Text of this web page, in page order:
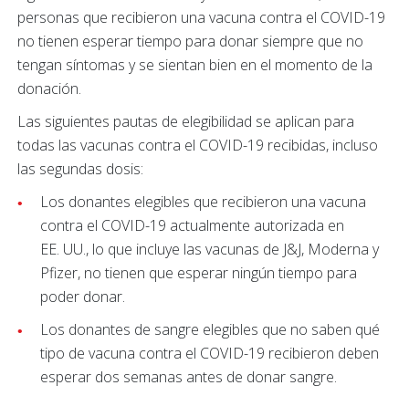
personas que recibieron una vacuna contra el COVID-19
no tienen esperar tiempo para donar siempre que no
tengan síntomas y se sientan bien en el momento de la
donación.
Las siguientes pautas de elegibilidad se aplican para
todas las vacunas contra el COVID-19 recibidas, incluso
las segundas dosis:
Los donantes elegibles que recibieron una vacuna
contra el COVID-19 actualmente autorizada en
EE. UU., lo que incluye las vacunas de J&J, Moderna y
Pfizer, no tienen que esperar ningún tiempo para
poder donar.
Los donantes de sangre elegibles que no saben qué
tipo de vacuna contra el COVID-19 recibieron deben
esperar dos semanas antes de donar sangre.